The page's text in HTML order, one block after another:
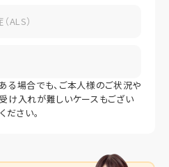
ALS）
る場合でも、ご本人様のご状況や
け入れが難しいケースもござい
ださい。